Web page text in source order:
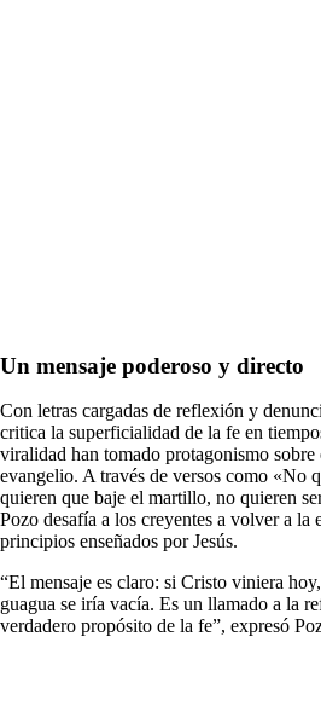
Un mensaje poderoso y directo
Con letras cargadas de reflexión y
critica la superficialidad de la fe en
viralidad han tomado protagonismo sobre
evangelio. A través de versos como «No
quieren que baje el martillo, no quieren
Pozo desafía a los creyentes a volver a la
principios enseñados por Jesús.
“El mensaje es claro: si Cristo viniera
guagua se iría vacía. Es un llamado a la
verdadero propósito de la fe”, expresó